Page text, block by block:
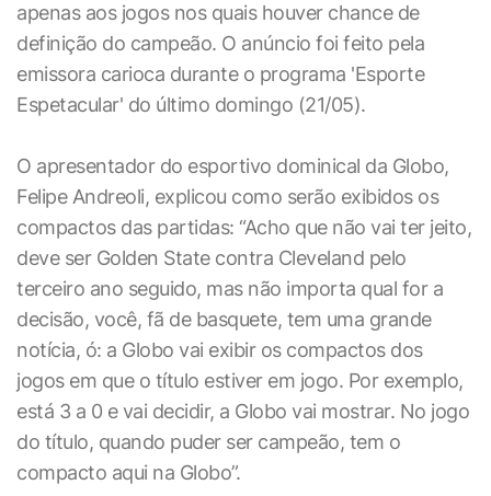
apenas aos jogos nos quais houver chance de
definição do campeão. O anúncio foi feito pela
emissora carioca durante o programa 'Esporte
Espetacular' do último domingo (21/05).
O apresentador do esportivo dominical da Globo,
Felipe Andreoli, explicou como serão exibidos os
compactos das partidas: “Acho que não vai ter jeito,
deve ser Golden State contra Cleveland pelo
terceiro ano seguido, mas não importa qual for a
decisão, você, fã de basquete, tem uma grande
notícia, ó: a Globo vai exibir os compactos dos
jogos em que o título estiver em jogo. Por exemplo,
está 3 a 0 e vai decidir, a Globo vai mostrar. No jogo
do título, quando puder ser campeão, tem o
compacto aqui na Globo”.